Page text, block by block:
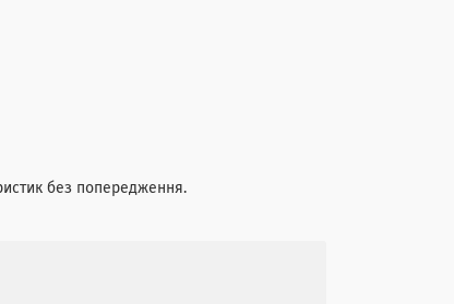
без попередження.